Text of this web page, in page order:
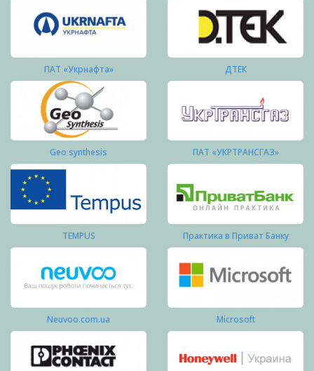
ПАТ «Укрнафта» ДТЕК
Geo synthesis ПАТ «УКРТРАНСГАЗ»
TEMPUS Практика в Приват Банку
Neuvoo.com.ua Microsoft